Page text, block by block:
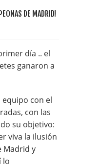
día .. el
ganaron a
equipo con el
con las
su objetivo:
viva la ilusión
Madrid y
lo